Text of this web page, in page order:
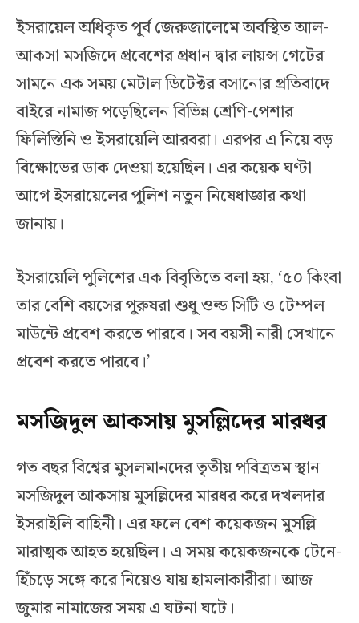
ইসরায়েল অধিকৃত পূর্ব জেরুজালেমে অবস্থিত আল-
আকসা মসজিদে প্রবেশের প্রধান দ্বার লায়ন্স গেটের
সামনে এক সময় মেটাল ডিটেক্টর বসানোর প্রতিবাদে
বাইরে নামাজ পড়েছিলেন বিভিন্ন শ্রেণি-পেশার
ফিলিস্তিনি ও ইসরায়েলি আরবরা। এরপর এ নিয়ে বড়
বিক্ষোভের ডাক দেওয়া হয়েছিল। এর কয়েক ঘণ্টা
আগে ইসরায়েলের পুলিশ নতুন নিষেধাজ্ঞার কথা
জানায়।
ইসরায়েলি পুলিশের এক বিবৃতিতে বলা হয়, ‘৫০ কিংবা
তার বেশি বয়সের পুরুষরা শুধু ওল্ড সিটি ও টেম্পল
মাউন্টে প্রবেশ করতে পারবে। সব বয়সী নারী সেখানে
প্রবেশ করতে পারবে।’
মসজিদুল আকসায় মুসল্লিদের মারধর
গত বছর বিশ্বের মুসলমানদের তৃতীয় পবিত্রতম স্থান
মসজিদুল আকসায় মুসল্লিদের মারধর করে দখলদার
ইসরাইলি বাহিনী। এর ফলে বেশ কয়েকজন মুসল্লি
মারাত্মক আহত হয়েছিল। এ সময় কয়েকজনকে টেনে-
হিঁচড়ে সঙ্গে করে নিয়েও যায় হামলাকারীরা। আজ
জুমার নামাজের সময় এ ঘটনা ঘটে।